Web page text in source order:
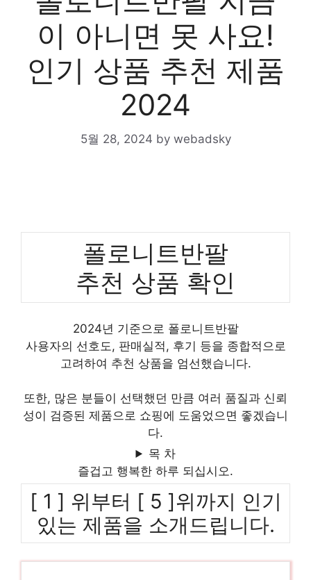
이 아니면 못 사요!
인기 상품 추천 제품
2024
5월 28, 2024 by webadsky
폴로니트반팔
추천 상품 확인
2024년 기준으로 폴로니트반팔
사용자의 선호도, 판매실적, 후기 등을 종합적으로
고려하여 추천 상품을 엄선했습니다.
또한, 많은 분들이 선택했던 만큼 여러 품질과 신뢰
성이 검증된 제품으로 쇼핑에 도움었으면 좋겠습니
다.
목 차
즐겁고 행복한 하루 되십시오.
[ 1 ] 위부터 [ 5 ]위까지 인기
있는 제품을 소개드립니다.